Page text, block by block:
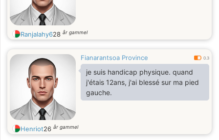
Ranjalahy628 år gammel
Fianarantsoa Province 0.3
je suis handicap physique. quand
j'étais 12ans, j'ai blessé sur ma pied
gauche.
Henriot26 år gammel